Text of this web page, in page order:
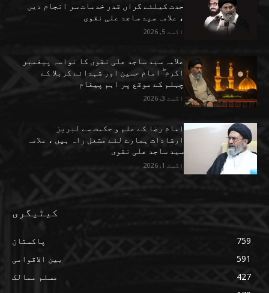
حدت کیلئے گراں قدر خدمات سر انجام دیں
، علامہ سید ساجد علی نقوی
اگست 5, 2026
علامہ سید ساجد علی نقوی کا نواسہ پیغمبر
اکرم ۖ امام حسین اور شہدائے کربلا کے
چہلم کے موقع پر اہم پیغام
اگست 3, 2026
امام رضا کے علم و حکمت سے لبریز
ارشادات ہمارے لئے مشعل راہ ہیں ، علامہ
سید ساجد علی نقوی
اگست 1, 2026
کیٹیگری
پاکستان
759
بین الاقوامی
591
مسلم ممالک
427